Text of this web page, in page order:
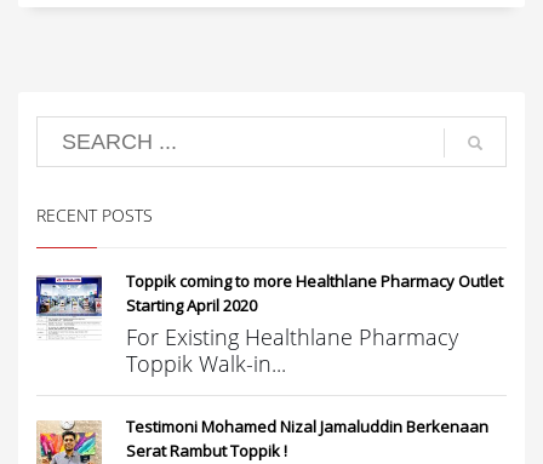
RECENT POSTS
Toppik coming to more Healthlane Pharmacy Outlet
Starting April 2020
For Existing Healthlane Pharmacy
Toppik Walk-in...
Testimoni Mohamed Nizal Jamaluddin Berkenaan
Serat Rambut Toppik !